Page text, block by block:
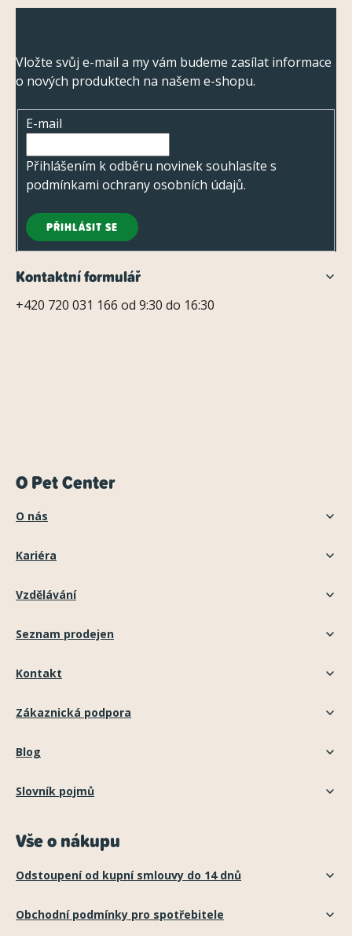
Vložte svůj e-mail a my vám budeme zasílat informace
o nových produktech na našem e-shopu.
E-mail
Přihlášením k odběru novinek souhlasíte s
podmínkami ochrany osobních údajů.
PŘIHLÁSIT SE
Kontaktní formulář
+420 720 031 166 od 9:30 do 16:30
O Pet Center
O nás
Kariéra
Vzdělávání
Seznam prodejen
Kontakt
Zákaznická podpora
Blog
Slovník pojmů
Vše o nákupu
Odstoupení od kupní smlouvy do 14 dnů
Obchodní podmínky pro spotřebitele